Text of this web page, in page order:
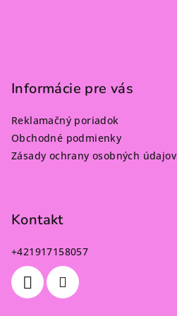
Informácie pre vás
Reklamačný poriadok
Obchodné podmienky
Zásady ochrany osobných údajov
Kontakt
+421917158057